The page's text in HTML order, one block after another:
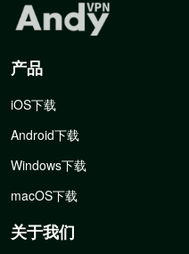
产品
iOS下载
Android下载
Windows下载
macOS下载
关于我们